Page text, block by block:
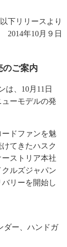
以下リリースより
2014年10月９日
のご案内
は、10月11日
ューモデルの発
ードファンを魅
てきたハスク
ストリア本社
ルズジャパン
リーを開始し
ダー、ハンドガ